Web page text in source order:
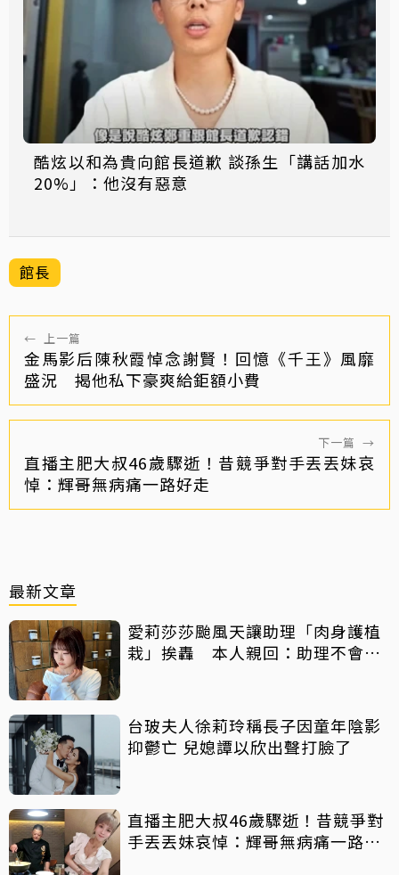
酷炫以和為貴向館長道歉 談孫生「講話加水
20%」：他沒有惡意
館長
← 上一篇
金馬影后陳秋霞悼念謝賢！回憶《千王》風靡
盛況 揭他私下豪爽給鉅額小費
下一篇 →
直播主肥大叔46歲驟逝！昔競爭對手丟丟妹哀
悼：輝哥無病痛一路好走
最新文章
愛莉莎莎颱風天讓助理「肉身護植
栽」挨轟 本人親回：助理不會被
台玻夫人徐莉玲稱長子因童年陰影
抑鬱亡 兒媳譚以欣出聲打臉了
直播主肥大叔46歲驟逝！昔競爭對
手丟丟妹哀悼：輝哥無病痛一路好